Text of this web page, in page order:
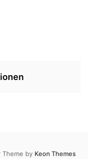
Theme by Keon Themes